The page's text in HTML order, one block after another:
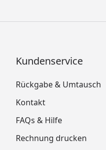
Kundenservice
Rückgabe & Umtausch
Kontakt
FAQs & Hilfe
Rechnung drucken